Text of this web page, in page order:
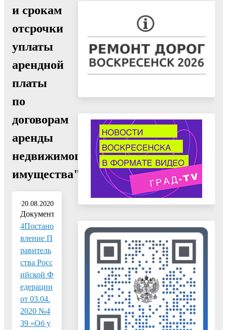
и срокам
отсрочки
уплаты
арендной
платы
по
договорам
аренды
недвижимого
имущества"
20.08.2020
Документ:
4Постано
вление П
равитель
ства Росс
ийской Ф
едерации
от 03.04.
2020 №4
39 «Об у